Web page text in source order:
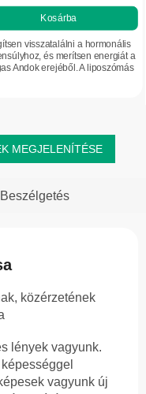
Kosárba
visszatalálni a hormonális
és merítsen energiát a
Andok erejéből. A liposzómás
MEGJELENÍTÉSE
Beszélgetés
közérzetének
lények vagyunk.
vagyunk új